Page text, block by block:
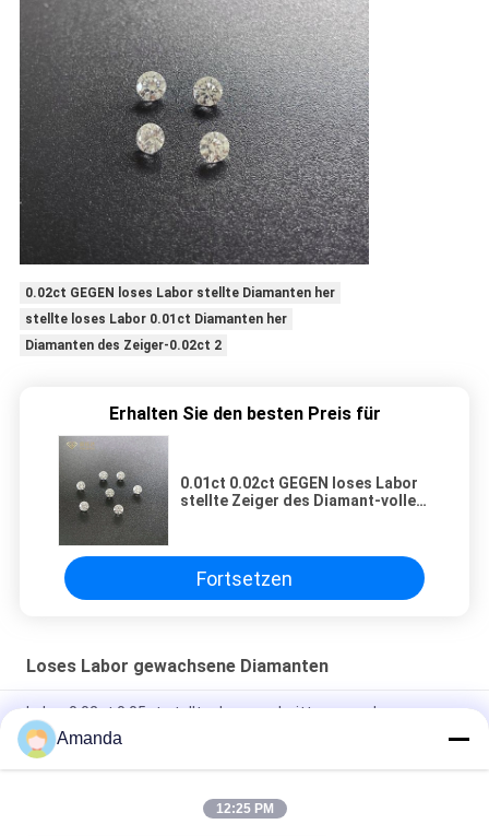
0.02ct GEGEN loses Labor stellte Diamanten her
stellte loses Labor 0.01ct Diamanten her
Diamanten des Zeiger-0.02ct 2
Erhalten Sie den besten Preis für
0.01ct 0.02ct GEGEN loses Labor
stellte Zeiger des Diamant-vollen
Fortsetzen
Loses Labor gewachsene Diamanten
Labor 0.02ct 0.05ct stellte den geschnittenen und
Polierweißen Zeiger der diamant-2 des Zeiger-5 her
1.30mm bis 1.70mm loses Labor gewachsene Diamanten VVS
Amanda
12:25 PM